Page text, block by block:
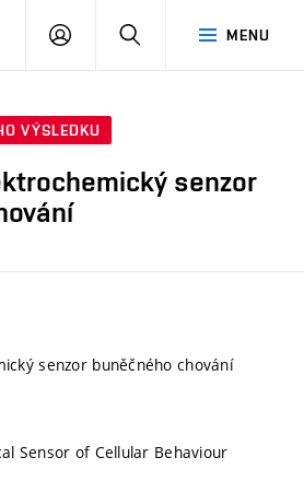
MENU
PŘIHLÁSIT
VÝSLEDKU
senzor
senzor buněčného chování
Sensor of Cellular Behaviour